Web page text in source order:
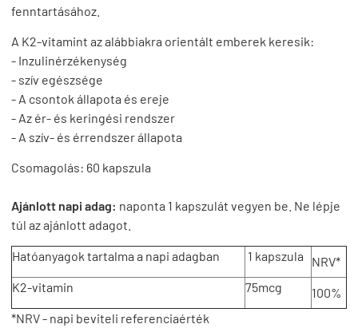
fenntartásához.
A K2-vitamint az alábbiakra orientált emberek keresik:
- Inzulinérzékenység
- szív egészsége
- A csontok állapota és ereje
- Az ér- és keringési rendszer
- A szív- és érrendszer állapota
Csomagolás: 60 kapszula
Ajánlott napi adag: naponta 1 kapszulát vegyen be. Ne lépje
túl az ajánlott adagot.
Hatóanyagok tartalma a napi adagban 1 kapszula
NRV*
K2-vitamin
75mcg
100%
*NRV - napi beviteli referenciaérték